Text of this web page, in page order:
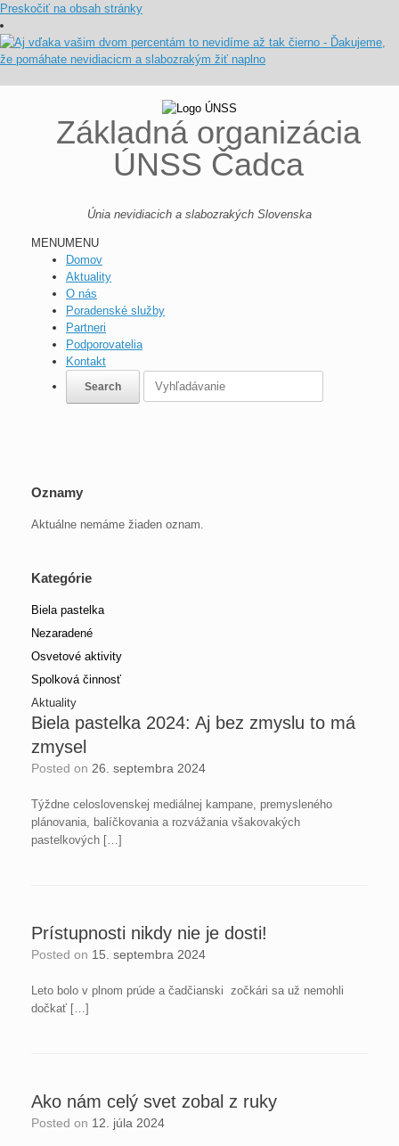
Preskočiť na obsah stránky
Základná organizácia
ÚNSS Čadca
Únia nevidiacich a slabozrakých Slovenska
MENUMENU
Domov
Aktuality
O nás
Poradenské služby
Partneri
Podporovatelia
Kontakt
Oznamy
Aktuálne nemáme žiaden oznam.
Kategórie
Biela pastelka
Nezaradené
Osvetové aktivity
Spolková činnosť
Aktuality
Biela pastelka 2024: Aj bez zmyslu to má
zmysel
Posted on 26. septembra 2024
Týždne celoslovenskej mediálnej kampane, premysleného
plánovania, balíčkovania a rozvážania všakovakých
pastelkových […]
Prístupnosti nikdy nie je dosti!
Posted on 15. septembra 2024
Leto bolo v plnom prúde a čadčianski zočkári sa už nemohli
dočkať […]
Ako nám celý svet zobal z ruky
Posted on 12. júla 2024